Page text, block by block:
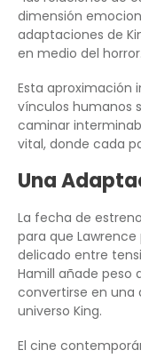
dimensión
adaptaciones de
en medio del horror.
Esta aproximación
vínculos humanos
caminar
vital, donde cada
Una
La fecha de
para que
delicado entre
Hamill añade peso
convertirse en una
universo King.
El cine